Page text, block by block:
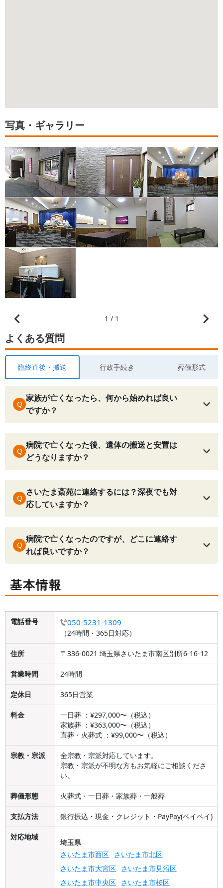
写真・ギャラリー
1 / 1
よくある質問
臨終直後・搬送 行政手続き 葬儀形式
Q
家族が亡くなったら、何から始めれば良い
ですか？
Q
病院で亡くなった後、遺体の搬送と安置は
どうなりますか？
Q
さいたま斎苑に連絡するには？深夜でも対
応していますか？
Q
病院で亡くなったのですが、どこに連絡す
れば良いですか？
基本情報
電話番号 050-5231-1309
（24時間・365日対応）
住所 〒336-0021 埼玉県さいたま市南区別所6-16-12
営業時間 24時間
定休日 365日営業
料金
一日葬 ：¥297,000〜（税込）
家族葬 ：¥363,000〜（税込）
直葬・火葬式 ：¥99,000〜（税込）
宗教・宗派
全宗教・宗派対応しています。
宗教・宗派が不明な方もお気軽にご相談くださ
い。
葬儀形態 火葬式・一日葬・家族葬・一般葬
支払方法 銀行振込・現金・クレジット・PayPay(ペイペイ)
対応地域
埼玉県
さいたま市西区 さいたま市北区
さいたま市大宮区 さいたま市見沼区
さいたま市中央区 さいたま市桜区